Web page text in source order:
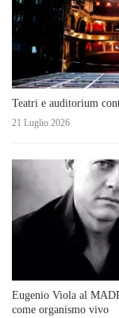
Teatri e auditorium
21 Luglio 2026
Eugenio Viola al
come organismo vivo